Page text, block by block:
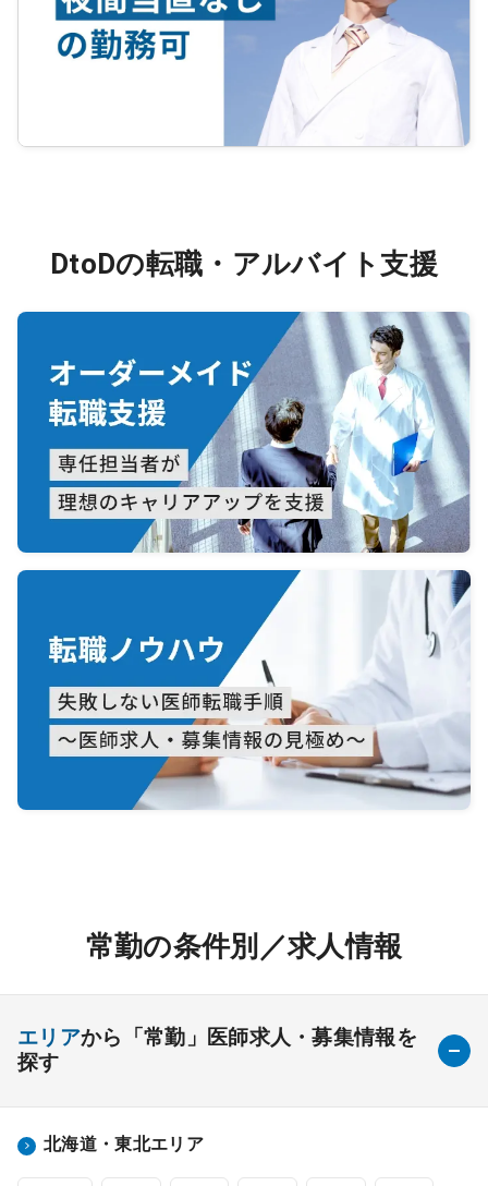
DtoDの転職・アルバイト支援
常勤の条件別／求人情報
エリアから「常勤」医師求人・募集情報を
探す
北海道・東北エリア